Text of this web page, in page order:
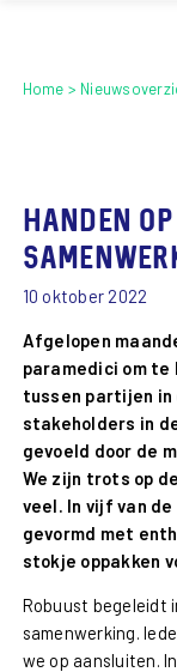
Home
Handen
10 oktober 2022
Afgelopen
paramedici om
tussen partijen in
stakeholders in
gevoeld door de
We zijn trots op
veel. In vijf van
gevormd met
stokje oppakken
Robuust begeleidt
samenwerking.
we op aansluiten.